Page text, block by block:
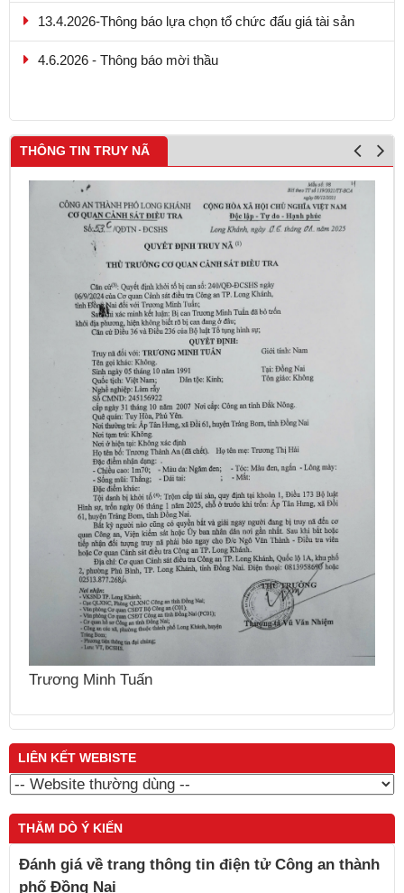
THÔNG TIN TRUY NÃ
Trương Minh Tuấn
LIÊN KẾT WEBISTE
THĂM DÒ Ý KIẾN
Đánh giá về trang thông tin điện tử Công an thành
phố Đồng Nai